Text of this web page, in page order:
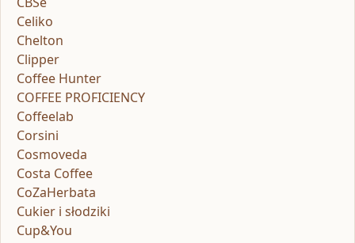
Celiko
Chelton
Clipper
Coffee Hunter
COFFEE PROFICIENCY
Coffeelab
Corsini
Cosmoveda
Costa Coffee
CoZaHerbata
Cukier i słodziki
Cup&You